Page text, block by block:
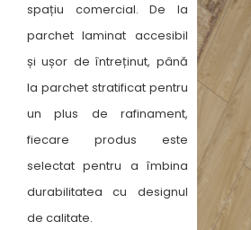
spațiu comercial. De la
parchet laminat accesibil
și ușor de întreținut, până
la parchet stratificat pentru
un plus de rafinament,
fiecare produs este
selectat pentru a îmbina
durabilitatea cu designul
de calitate.